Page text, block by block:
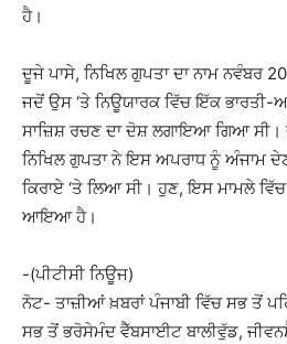
ਹੈ।
ਦੂਜੇ ਪਾਸੇ, ਨਿਖਿਲ ਗੁਪਤਾ ਦਾ ਨਾਮ ਨਵੰਬਰ
ਜਦੋਂ ਉਸ ‘ਤੇ ਨਿਊਯਾਰਕ ਵਿੱਚ ਇੱਕ ਭਾਰਤੀ-
ਸਾਜ਼ਿਸ਼ ਰਚਣ ਦਾ ਦੋਸ਼ ਲਗਾਇਆ ਗਿਆ
ਨਿਖਿਲ ਗੁਪਤਾ ਨੇ ਇਸ ਅਪਰਾਧ ਨੂੰ ਅੰਜਾਮ
ਕਿਰਾਏ ‘ਤੇ ਲਿਆ ਸੀ। ਹੁਣ, ਇਸ ਮਾਮਲੇ
ਆਇਆ ਹੈ।
-(ਪੀਟੀਸੀ ਨਿਊਜ)
ਨੋਟ- ਤਾਜ਼ੀਆਂ ਖ਼ਬਰਾਂ ਪੰਜਾਬੀ ਵਿੱਚ ਸਭ ਤੋਂ
ਸਭ ਤੋਂ ਭਰੋਸੇਮੰਦ ਵੈੱਬਸਾਈਟ ਬਾਲੀਵੁੱਡ,